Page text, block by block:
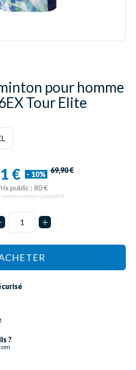
pour homme
Tour Elite
€ - 10% 69,90 €
public : 80 €
vente moyen constaté)
?